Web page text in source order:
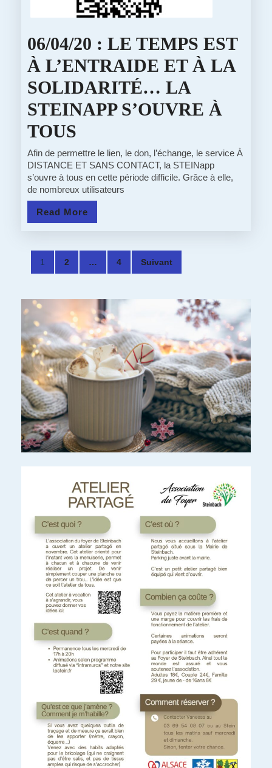
LA
06/04/20 : LE TEMPS EST
À L’ENTRAIDE ET À LA
SOLIDARITÉ… LA
STEINAPP S’OUVRE À
TOUS
:
LE
TEMPS
EST
L’ENTRAIDE
À
LA
SOLIDARITÉ…
LA
STEINAPP
S’OUVRE
À
TOUS
Afin de permettre le lien, le don, l’échange, le service À
DISTANCE ET SANS CONTACT, la STEINapp
s’ouvre à tous en cette période difficile. Grâce à elle,
de nombreux utilisateurs
Read More
More
Pagination
des
1 2 … 4 Suivant